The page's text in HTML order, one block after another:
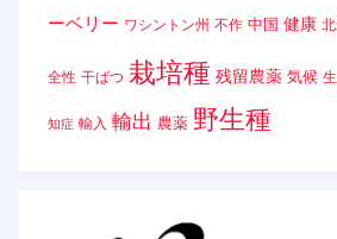
ーベリー ワシントン州 不作 中国 健康
全性 干ばつ 栽培種 残留農薬 気候
知症 輸入 輸出 農薬 野生種